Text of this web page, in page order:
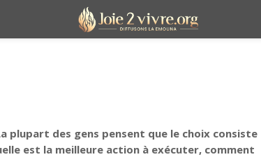
plupart des gens pensent que le choix consiste
est la meilleure action à exécuter, comment